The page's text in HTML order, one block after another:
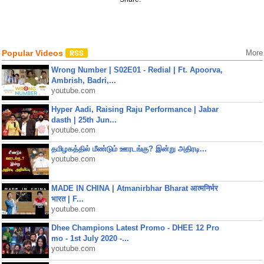
Popular Videos More
Wrong Number | S02E01 - Redial | Ft. Apoorva,
Ambrish, Badri,...
youtube.com
Hyper Aadi, Raising Raju Performance | Jabar
dasth | 25th Jun...
youtube.com
தமிழகத்தில் மீண்டும் ஊரடங்கு? இன்று அதிரடி...
youtube.com
MADE IN CHINA | Atmanirbhar Bharat आत्मनिर्भर
भारत | F...
youtube.com
Dhee Champions Latest Promo - DHEE 12 Pro
mo - 1st July 2020 -...
youtube.com